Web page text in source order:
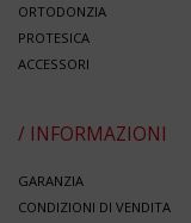
ORTODONZIA
PROTESICA
ACCESSORI
/ INFORMAZIONI
GARANZIA
CONDIZIONI DI VENDITA